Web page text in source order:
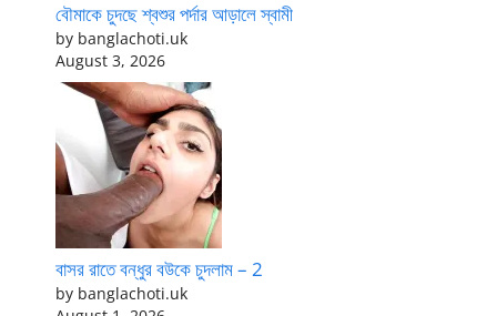
বৌমাকে চুদছে শ্বশুর পর্দার আড়ালে স্বামী
by banglachoti.uk
August 3, 2026
বাসর রাতে বন্ধুর বউকে চুদলাম – 2
by banglachoti.uk